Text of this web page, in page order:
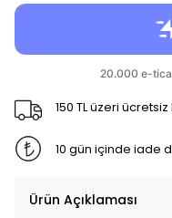
150 TL üzeri
10 gün içinde iade
Ürün Açıklaması